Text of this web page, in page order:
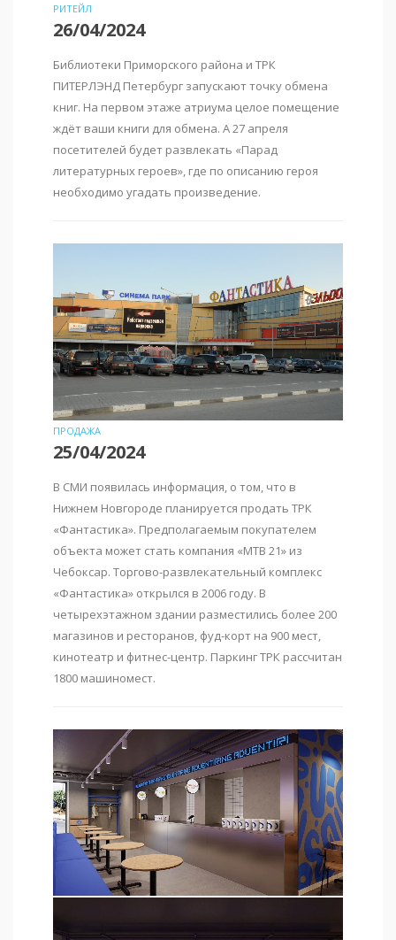
РИТЕЙЛ
26/04/2024
Библиотеки Приморского района и ТРК
ПИТЕРЛЭНД Петербург запускают точку обмена
книг. На первом этаже атриума целое помещение
ждёт ваши книги для обмена. А 27 апреля
посетителей будет развлекать «Парад
литературных героев», где по описанию героя
необходимо угадать произведение.
ПРОДАЖА
25/04/2024
В СМИ появилась информация, о том, что в
Нижнем Новгороде планируется продать ТРК
«Фантастика». Предполагаемым покупателем
объекта может стать компания «МТВ 21» из
Чебоксар. Торгово-развлекательный комплекс
«Фантастика» открылся в 2006 году. В
четырехэтажном здании разместились более 200
магазинов и ресторанов, фуд-корт на 900 мест,
кинотеатр и фитнес-центр. Паркинг ТРК рассчитан
1800 машиномест.